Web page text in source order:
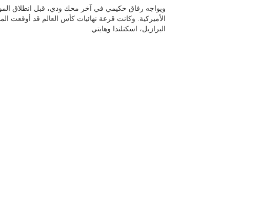
ويواجه رفاق حكيمي في آخر محك ودي، قبل انطلاق
الأميركية. وكانت قرعة نهائيات كأس العالم قد أوقعت
البرازيل، اسكتلندا وهايتي.